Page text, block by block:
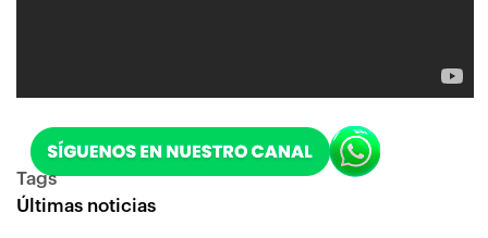
Tags
Últimas noticias